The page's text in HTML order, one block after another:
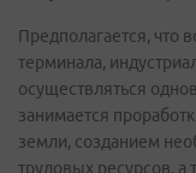
Предполагается, что
терминала,
осуществляться
занимается
земли, созданием
трудовых ресурсов,